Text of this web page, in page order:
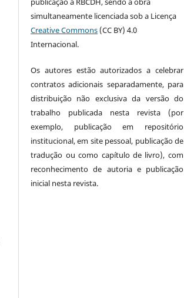
simultaneamente licenciada sob a Licença
Creative Commons (CC BY) 4.0
Internacional.
Os autores estão autorizados a celebrar
contratos adicionais separadamente, para
distribuição não exclusiva da versão do
trabalho publicada nesta revista (por
exemplo, publicação em repositório
institucional, em site pessoal, publicação de
tradução ou como capítulo de livro), com
reconhecimento de autoria e publicação
inicial nesta revista.